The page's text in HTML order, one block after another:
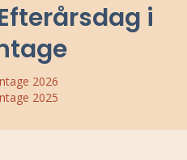
i
2026
2025